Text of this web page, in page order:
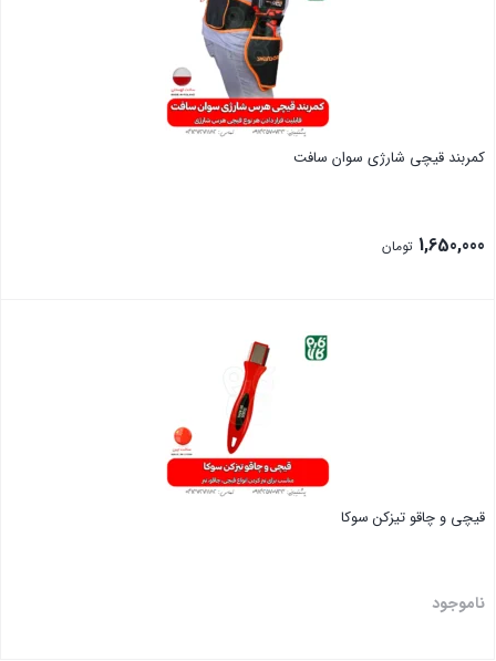
کمربند قیچی شارژی سوان سافت
1,650,000 تومان
قیچی و چاقو تیزکن سوکا
ناموجود